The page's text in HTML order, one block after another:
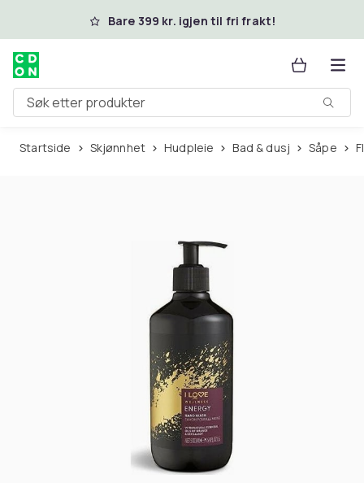
Hopp til hovedinnholdBare 399 kr. igjen til fri frakt!
Søk etter produkter
Startside Skjønnhet Hudpleie Bad & dusj Såpe